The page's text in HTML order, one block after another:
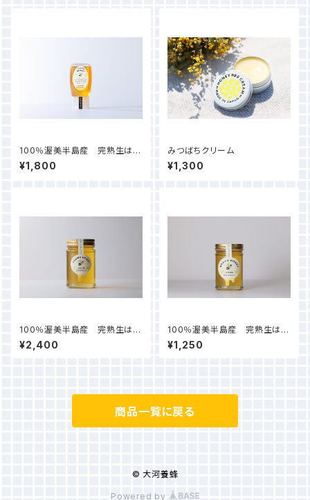
100％渥美半島産 完熟生はち
みつ（百花）チューブタイプ300
ｇ
¥1,800
みつばちクリーム
¥1,300
100％渥美半島産 完熟生はち
みつ（百花）450ｇ
¥2,400
100％渥美半島産 完熟生はち
みつ（百花）225ｇ
¥1,250
商品一覧に戻る
© 大河養蜂
Powered by